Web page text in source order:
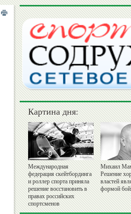
Картина дня:
Международная
федерация скейтбординга
и роллер спорта приняла
решение восстановить в
правах российских
спортсменов
Михаил
Решение
властей
формой